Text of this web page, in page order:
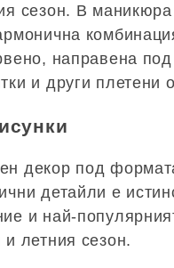
сезон. В
направена
и други плетени
декор под
детайли е
и най-
и летния сезон.